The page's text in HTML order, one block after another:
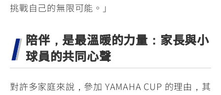
挑戰自己的無限可能。」
陪伴，是最溫暖的力量：家長與小
球員的共同心聲
對許多家庭來說，參加 YAMAHA CUP 的理由，其